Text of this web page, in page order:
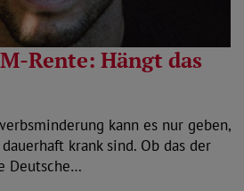
Rente: Hängt das
kann es nur geben,
krank sind. Ob das der
Deutsche…